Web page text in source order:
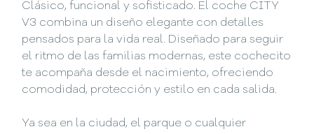
Clásico, funcional y sofisticado. El coche CITY
V3 combina un diseño elegante con detalles
pensados para la vida real. Diseñado para seguir
el ritmo de las familias modernas, este cochecito
te acompaña desde el nacimiento, ofreciendo
comodidad, protección y estilo en cada salida.
Ya sea en la ciudad, el parque o cualquier